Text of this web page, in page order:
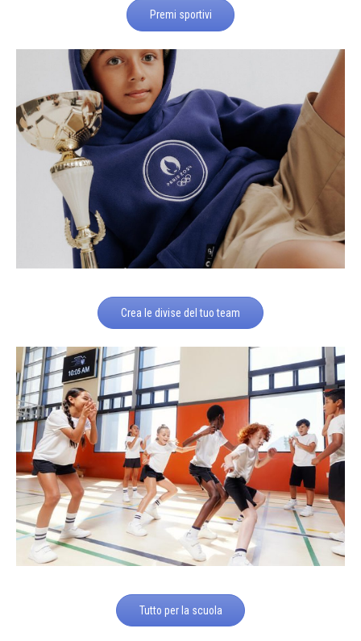
Premi sportivi
Crea le divise del tuo team
Tutto per la scuola